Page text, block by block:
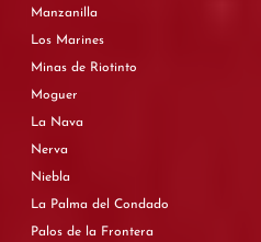
Manzanilla
Los Marines
Minas de Riotinto
Moguer
La Nava
Nerva
Niebla
La Palma del Condado
Palos de la Frontera